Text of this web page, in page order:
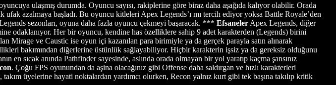
ulaşmış durumda. Oyuncu sayısı, rakiplerine göre biraz daha aşağıda kalıyor olabilir. Orada
azalmaya başladı. Bu oyuncu kitleleri Apex Legends’ı mı tercih ediyor yoksa Battle Royale’den
sezonları, oyuna daha fazla oyuncu çekmeyi başaracak. *** Efsaneler Apex Legends, diğer
odaklanıyor. Her bir oyuncu, kendine has özelliklere sahip 9 adet karakterden (Legends) birini
Mirage ve Caustic ise oyun içi kazanılan para birimiyle ya da gerçek parayla satın alınarak
bakımından diğerlerine üstünlük sağlayabiliyor. Hiçbir karakterin işsiz ya da gereksiz olduğunu
en sıcak anında Pathfinder sayesinde, aslında orada olmayan bir yol yaratıp kaçma şansınız
. Çoğu FPS oyunundan da aşina olacağınız gibi Offense daha saldırgan ve hızlı karakterleri
üyelerine hayati noktalardan yardımcı olurken, Recon yalnız kurt gibi tek başına takılıp kritik